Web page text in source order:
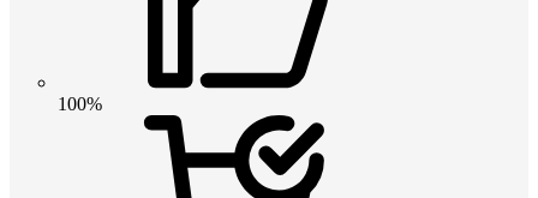
100%